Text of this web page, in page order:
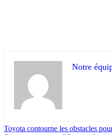
Notre
Toyota contourne les obstacles